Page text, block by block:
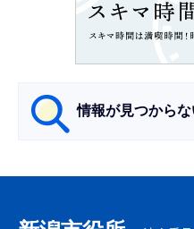
情報が見つから
ナ